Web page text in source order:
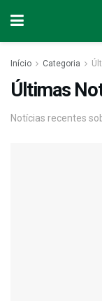
Início Categoria
Últimas
Notícias recentes